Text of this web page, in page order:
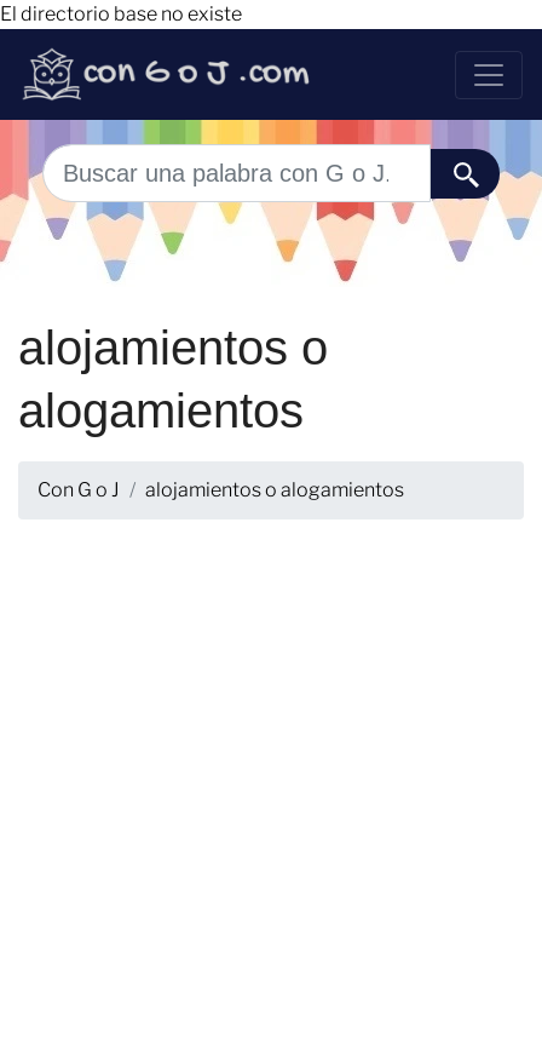
El directorio base no existe
alojamientos o
alogamientos
Con G o J alojamientos o alogamientos